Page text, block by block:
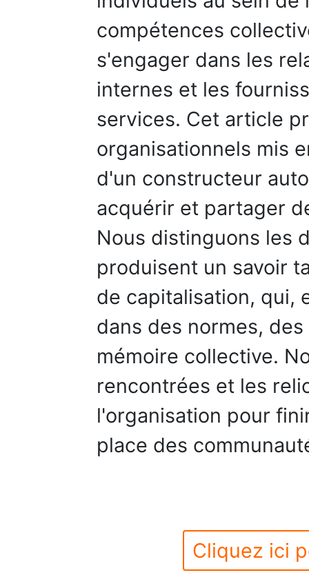
compétences
s'engager dans les
internes et les
services. Cet article
organisationnels mis
d'un constructeur
acquérir et partager
Nous distinguons les
produisent un savoir
de capitalisation, qui,
dans des normes,
mémoire collective.
rencontrées et les
l'organisation pour
place des
Cliquez ici